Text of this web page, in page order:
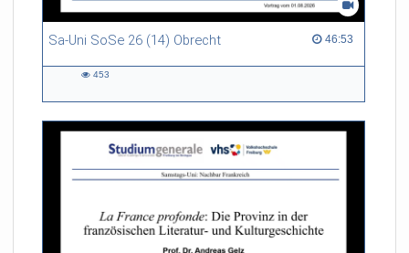
Sa-Uni SoSe 26 (14) Obrecht 46:53
46:53 duration
453